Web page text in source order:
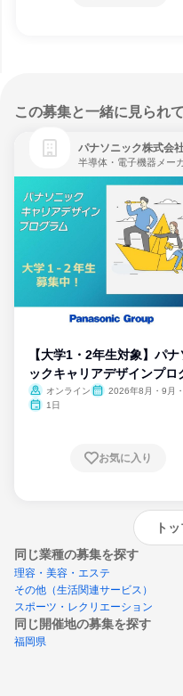
この募集と一緒に見られ
パナソニック株式会
半導体・電子機器メー
【大学1・2年生対象】パナ
ックキャリアデザインプロ
ム
オンライン
2026年8月・9月
1日
お気に入り
ト
同じ業種の募集を探す
理容・美容・エステ
その他（生活関連サービス）
スポーツ・レクリエーション
同じ開催地の募集を探す
福岡県